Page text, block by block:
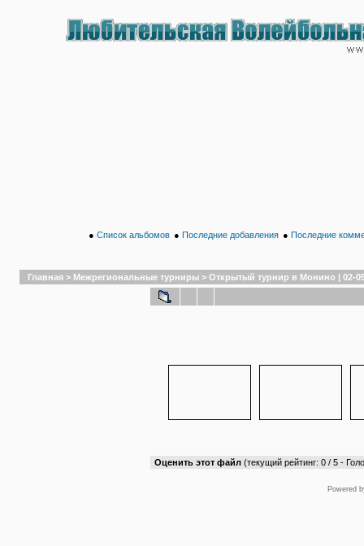
● Список альбомов ● Последние добавления ● Последние
Главная > Межрегиональные турниры > Открытый турнир в Монино | 02-
Оценить этот файл (текущий рейтинг: 0 / 5 -
Powered